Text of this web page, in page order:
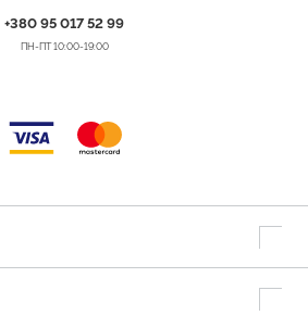
+380 95 017 52 99
ПН-ПТ 10:00-19:00